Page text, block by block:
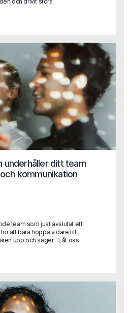
som är mer aktuellt än
beslut den etiska
vilken roll spelar egentligen
underhåller ditt team
kommunikation
team som just avslutat ett
att bara hoppa vidare till
upp och säger: "Låt oss
genomtänkt och konstruktivt,
bara en möjlighet att korrigera
utveckla det som fungerar.